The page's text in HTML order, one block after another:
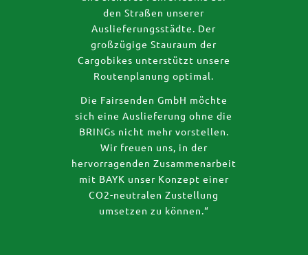
den Straßen unserer
Auslieferungsstädte. Der
großzügige Stauraum der
Cargobikes unterstützt unsere
Routenplanung optimal.
Die Fairsenden GmbH möchte
sich eine Auslieferung ohne die
BRINGs nicht mehr vorstellen.
Wir freuen uns, in der
hervorragenden Zusammenarbeit
mit BAYK unser Konzept einer
CO2-neutralen Zustellung
umsetzen zu können.“